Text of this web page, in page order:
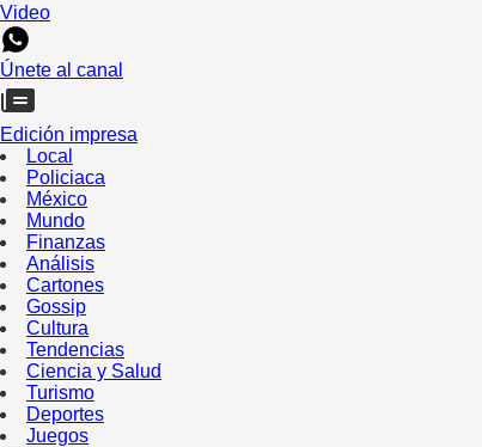
Video
Únete al canal
Edición impresa
Local
Policiaca
México
Mundo
Finanzas
Análisis
Cartones
Gossip
Cultura
Tendencias
Ciencia y Salud
Turismo
Deportes
Juegos